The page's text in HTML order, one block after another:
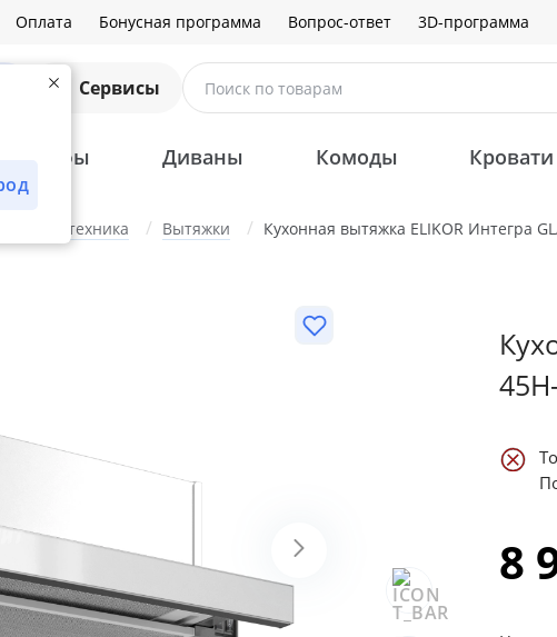
Оплата Бонусная программа Вопрос-ответ 3D-программа
Сервисы Поиск по товарам
Шкафы Диваны Комоды Кровати
Бытовая техника Вытяжки Кухонная вытяжка ELIKOR Интегра
8